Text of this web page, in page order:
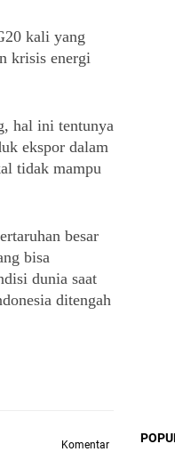
kali yang
krisis energi
hal ini tentunya
ekspor dalam
tidak mampu
besar
bisa
dunia saat
ditengah
Komentar